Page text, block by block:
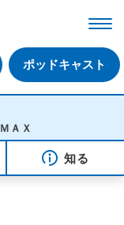
ポッドキャスト
Ｘ
知る